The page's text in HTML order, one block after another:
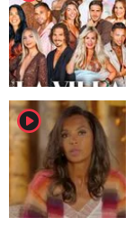
player2